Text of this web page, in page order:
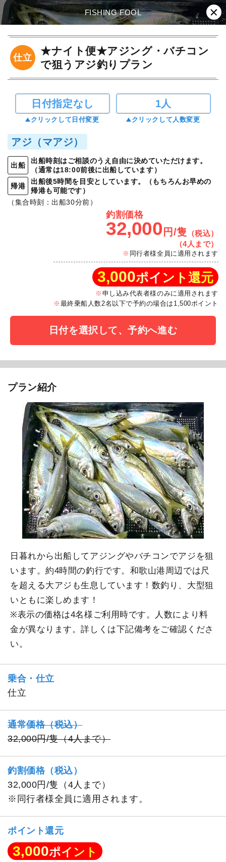
FISHING FOOL
仕立
★ナイト便★アジング・バチコン
で狙うアジ釣りプラン
日付指定なし
クリックして日付変更
1人
クリックして人数変更
アジ（マアジ）
出船
出船時刻はご相談のうえ自由に決めていただけます。
（通常は18:00前後に出船しています）
帰港
出船後5時間を目安としています。（もちろんお早めの
帰港も可能です）
（集合時刻：出船30分前）
釣割価格
32,000 円/隻
（税込）
（4人まで）
同行者様全員に適用されます
3,000ポイント還元
申し込み代表者様のみに適用されます
最終乗船人数2名以下で予約の場合は1,500ポイント
日付を選択して、予約へ進む
プラン紹介
日暮れから出船してアジングやバチコンでアジを狙
います。約4時間の釣行です。和歌山港周辺では尺
を超える大アジも生息しています！数釣り、大型狙
いともに楽しめます！
※表示の価格は4名様ご利用時です。人数により料
金が異なります。詳しくは下記備考をご確認くださ
い。
乗合・仕立
仕立
通常価格（税込）
32,000円/隻（4人まで）
釣割価格（税込）
32,000円/隻（4人まで）
※同行者様全員に適用されます。
ポイント還元
3,000ポイント